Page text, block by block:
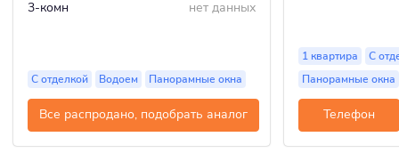
3-комн
нет данных
С отделкой Водоем Панорамные окна
Все распродано, подобрать аналог
1 квартира
С
Панорамные окна
Телефон